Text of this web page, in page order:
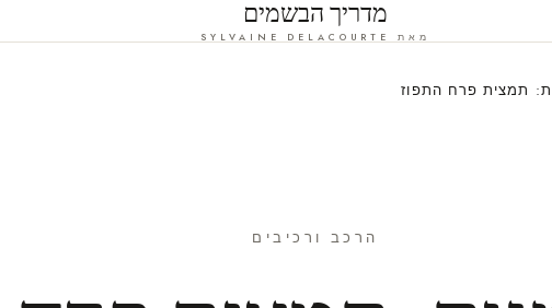
מדריך הבשמים
מאת SYLVAINE DELACOURTE
תמצית פרח התפוז
הרכב ורכיבים